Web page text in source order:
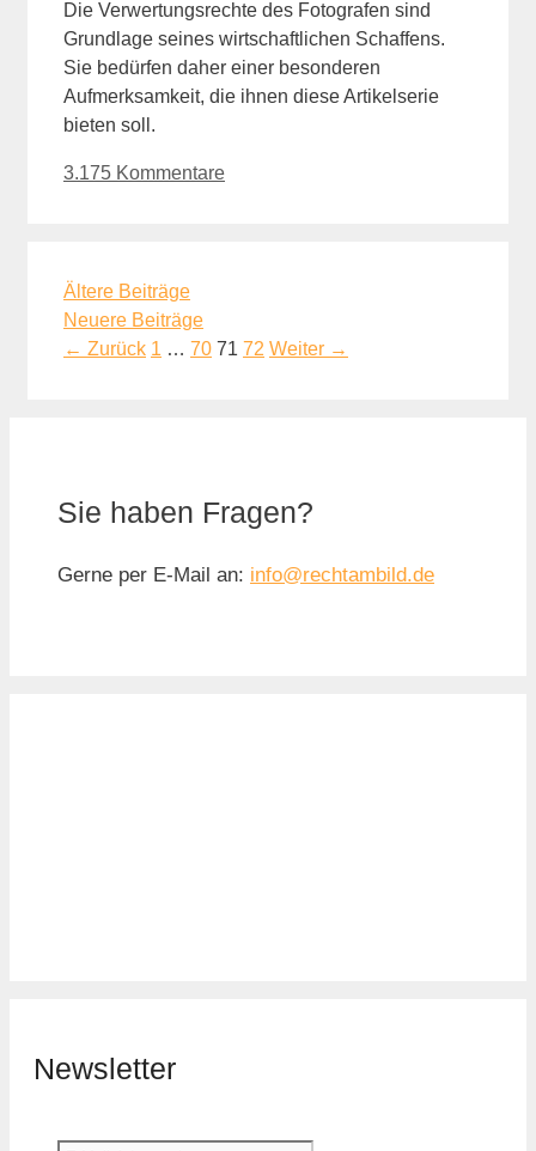
Die Verwertungsrechte des Fotografen sind
Grundlage seines wirtschaftlichen Schaffens.
Sie bedürfen daher einer besonderen
Aufmerksamkeit, die ihnen diese Artikelserie
bieten soll.
3.175 Kommentare
Ältere Beiträge
Neuere Beiträge
← Zurück Seite
1 … Seite
70 Seite
71 Seite
72 Weiter →
Sie haben Fragen?
Gerne per E-Mail an: info@rechtambild.de
Newsletter